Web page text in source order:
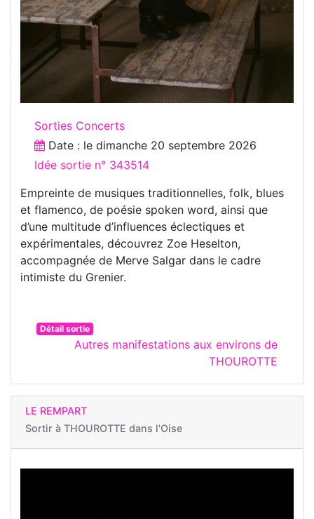
Sorties Concerts
Date : le dimanche 20 septembre 2026
Idée sortie n° 343514
Empreinte de musiques traditionnelles, folk, blues
et flamenco, de poésie spoken word, ainsi que
d’une multitude d’influences éclectiques et
expérimentales, découvrez Zoe Heselton,
accompagnée de Merve Salgar dans le cadre
intimiste du Grenier.
Détail sortie
Autres manifestations aux environs de
THOUROTTE
LE REMPART
Sortir à THOUROTTE dans l'Oise